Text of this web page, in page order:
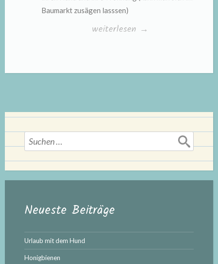
Baumarkt zusägen lasssen)
„Hundebox
weiterlesen →
Suchen
nach:
Neueste Beiträge
Urlaub mit dem Hund
Honigbienen